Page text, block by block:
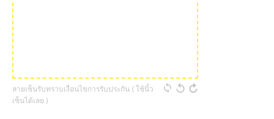
ลายเซ็นรับทราบเงื่อนไขการรับประกัน ( ใช้นิ้ว
เซ็นได้เลย )